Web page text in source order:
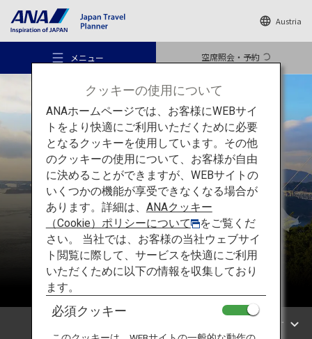
Austria
メニュー 空席照会・予約
おすすめの旅
旅のアイデア
行き先
旅のお役立ち情報
四国
エリアで探す
クッキーの使用について
ANAホームページでは、お客様にWEBサイ
トをより快適にご利用いただくために必要
となるクッキーを使用しています。その他
のクッキーの使用について、お客様が自由
に決めることができますが、WEBサイトの
いくつかの機能が享受できなくなる場合が
あります。詳細は、 ANAクッキー
（Cookie）ポリシーについて
をご覧くだ
さい。 当社では、お客様の当社ウェブサイ
ト閲覧に際して、サービスを快適にご利用
いただくために以下の情報を収集しており
ます。
必須クッキー